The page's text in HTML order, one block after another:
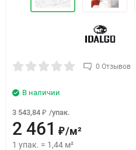
0 Отзывов
В наличии
3 543,84 ₽ /упак.
2 461 ₽/м²
1 упак. = 1,44 м²